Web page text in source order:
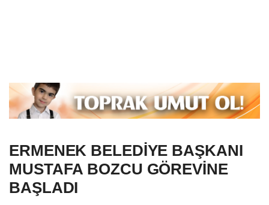
ERMENEK BELEDİYE BAŞKANI
MUSTAFA BOZCU GÖREVİNE
BAŞLADI